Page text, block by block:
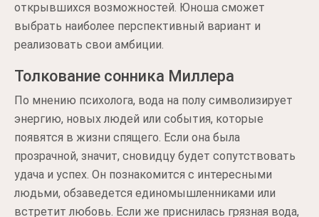
открывшихся возможностей. Юноша сможет
выбрать наиболее перспективный вариант и
реализовать свои амбиции.
Толкование сонника Миллера
По мнению психолога, вода на полу символизирует
энергию, новых людей или события, которые
появятся в жизни спящего. Если она была
прозрачной, значит, сновидцу будет сопутствовать
удача и успех. Он познакомится с интересными
людьми, обзаведется единомышленниками или
встретит любовь. Если же приснилась грязная вода,